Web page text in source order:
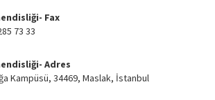
Fax
73 33
Adres
Kampüsü, 34469, Maslak, İstanbul